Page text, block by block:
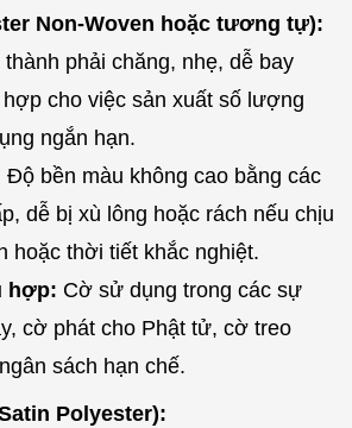
Non-Woven hoặc tương tự):
thành phải chăng, nhẹ, dễ bay
cho việc sản xuất số lượng
ngắn hạn.
Độ bền màu không cao bằng các
dễ bị xù lông hoặc rách nếu chịu
hoặc thời tiết khắc nghiệt.
hợp: Cờ sử dụng trong các sự
cờ phát cho Phật tử, cờ treo
sách hạn chế.
Polyester):